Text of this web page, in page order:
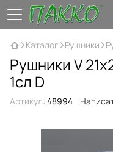
Каталог Рушники
Рушники V
1сл D
Артикул: 48994